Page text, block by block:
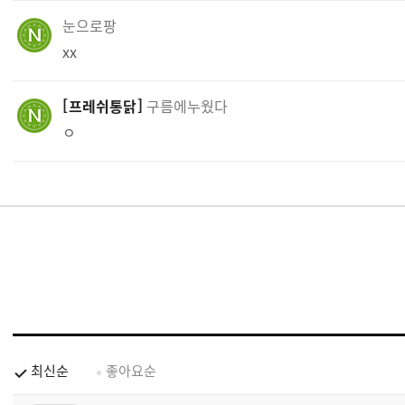
눈으로팡
xx
프레쉬통닭 구름에누웠다
ㅇ
최신순 좋아요순